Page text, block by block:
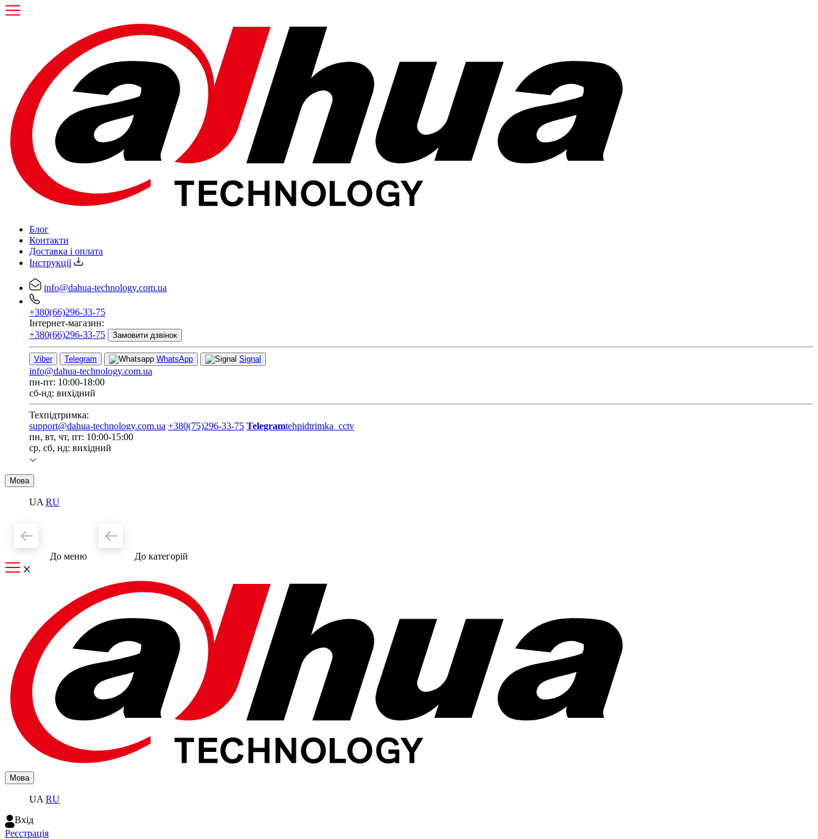
Блог
Контакти
Доставка і оплата
Інструкції
info@dahua-technology.com.ua
+380(66)296-33-75
Інтернет-магазин:
+380(66)296-33-75
Замовити дзвінок
Viber Telegram WhatsApp Signal
info@dahua-technology.com.ua
пн-пт: 10:00-18:00
сб-нд: вихідний
Техпідтримка:
support@dahua-technology.com.ua +380(75)296-33-75 Telegramtehpidtrimka_cctv
пн, вт, чт, пт: 10:00-15:00
ср, сб, нд: вихідний
Мова
UA RU
До меню До категорiй
Мова
UA RU
Вхiд
Реєстрація